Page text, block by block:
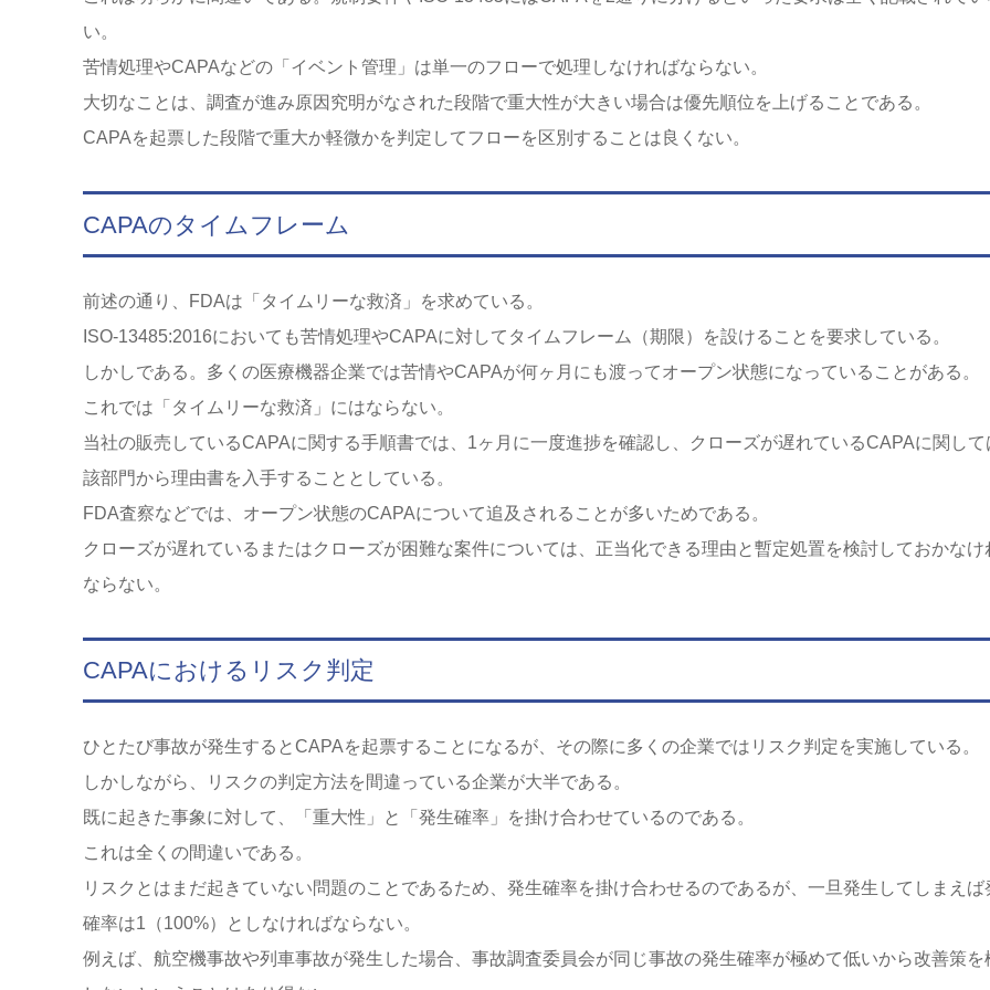
い。
苦情処理やCAPAなどの「イベント管理」は単一のフローで処理しなければならない。
大切なことは、調査が進み原因究明がなされた段階で重大性が大きい場合は優先順位を上げることである。
CAPAを起票した段階で重大か軽微かを判定してフローを区別することは良くない。
CAPAのタイムフレーム
前述の通り、FDAは「タイムリーな救済」を求めている。
ISO-13485:2016においても苦情処理やCAPAに対してタイムフレーム（期限）を設けることを要求している。
しかしである。多くの医療機器企業では苦情やCAPAが何ヶ月にも渡ってオープン状態になっていることがある。
これでは「タイムリーな救済」にはならない。
当社の販売しているCAPAに関する手順書では、1ヶ月に一度進捗を確認し、クローズが遅れているCAPAに関して
該部門から理由書を入手することとしている。
FDA査察などでは、オープン状態のCAPAについて追及されることが多いためである。
クローズが遅れているまたはクローズが困難な案件については、正当化できる理由と暫定処置を検討しておかなけ
ならない。
CAPAにおけるリスク判定
ひとたび事故が発生するとCAPAを起票することになるが、その際に多くの企業ではリスク判定を実施している。
しかしながら、リスクの判定方法を間違っている企業が大半である。
既に起きた事象に対して、「重大性」と「発生確率」を掛け合わせているのである。
これは全くの間違いである。
リスクとはまだ起きていない問題のことであるため、発生確率を掛け合わせるのであるが、一旦発生してしまえば
確率は1（100%）としなければならない。
例えば、航空機事故や列車事故が発生した場合、事故調査委員会が同じ事故の発生確率が極めて低いから改善策を